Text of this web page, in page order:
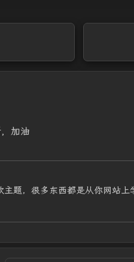
加油
主题，很多东西都是从你网站上